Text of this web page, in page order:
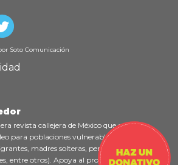
Soto Comunicación
revista callejera de México que ofrece un
para poblaciones vulnerables (personas en
madres solteras, personas con
entre otros). Apoya al proyectohaciendo un